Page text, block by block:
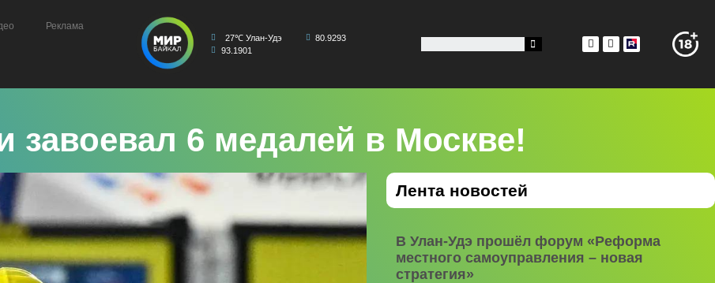
Реклама
27℃ Улан-Удэ
80.9293
93.1901
завоевал 6 медалей в Москве!
Лента новостей
В Улан-Удэ прошёл форум «Реформа
местного самоуправления – новая
стратегия»